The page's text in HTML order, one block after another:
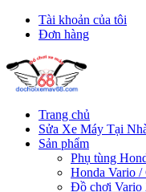
Tài khoản của tôi
Đơn hàng
Trang chủ
Sửa Xe Máy Tại
Sản phẩm
Phụ tùng
Honda Vario /
Đồ chơi Vario